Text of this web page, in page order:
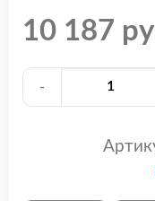
10 187
-